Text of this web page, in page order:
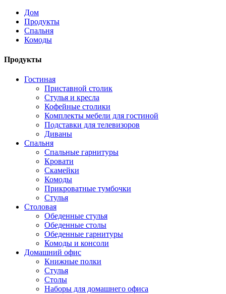
Дом
Продукты
Спальня
Комоды
Продукты
Гостиная
Приставной столик
Стулья и кресла
Кофейные столики
Комплекты мебели для гостиной
Подставки для телевизоров
Диваны
Спальня
Спальные гарнитуры
Кровати
Скамейки
Комоды
Прикроватные тумбочки
Стулья
Столовая
Обеденные стулья
Обеденные столы
Обеденные гарнитуры
Комоды и консоли
Домашний офис
Книжные полки
Стулья
Столы
Наборы для домашнего офиса